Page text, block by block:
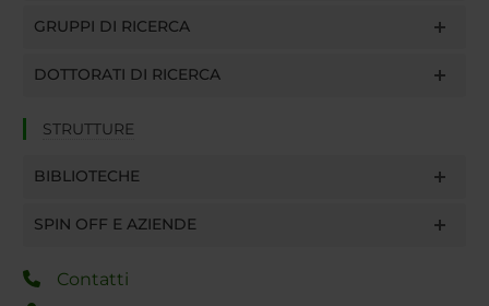
GRUPPI DI RICERCA
DOTTORATI DI RICERCA
STRUTTURE
BIBLIOTECHE
SPIN OFF E AZIENDE
Contatti